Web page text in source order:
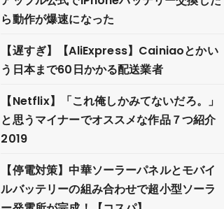
ら動作が爆速になった
【遅すぎ】【AliExpress】Cainiaoとかい
う日本まで60日かかる配送業者
【Netflix】「これ俺しかみてないだろ。」
と思うマイナーでオススメな作品７つ紹介
2019
【停電対策】中華ソーラーパネルとモバイ
ルバッテリーの組み合わせで超小型ソーラ